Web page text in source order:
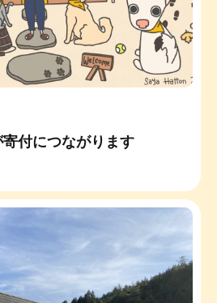
付につながります